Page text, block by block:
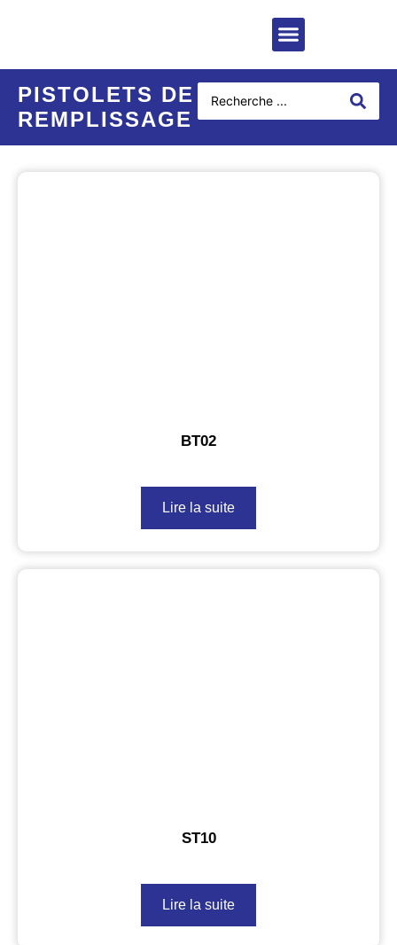
PISTOLETS DE
REMPLISSAGE
BT02
Lire la suite
ST10
Lire la suite